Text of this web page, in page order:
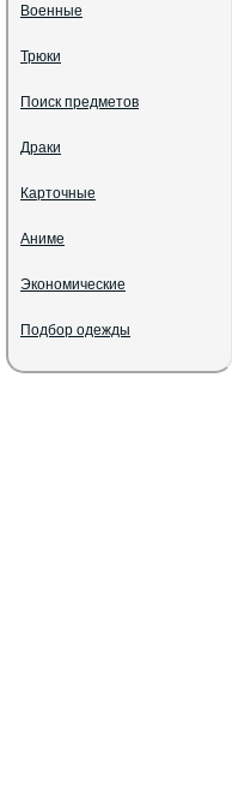
Военные
Трюки
Поиск предметов
Драки
Карточные
Аниме
Экономические
Подбор одежды